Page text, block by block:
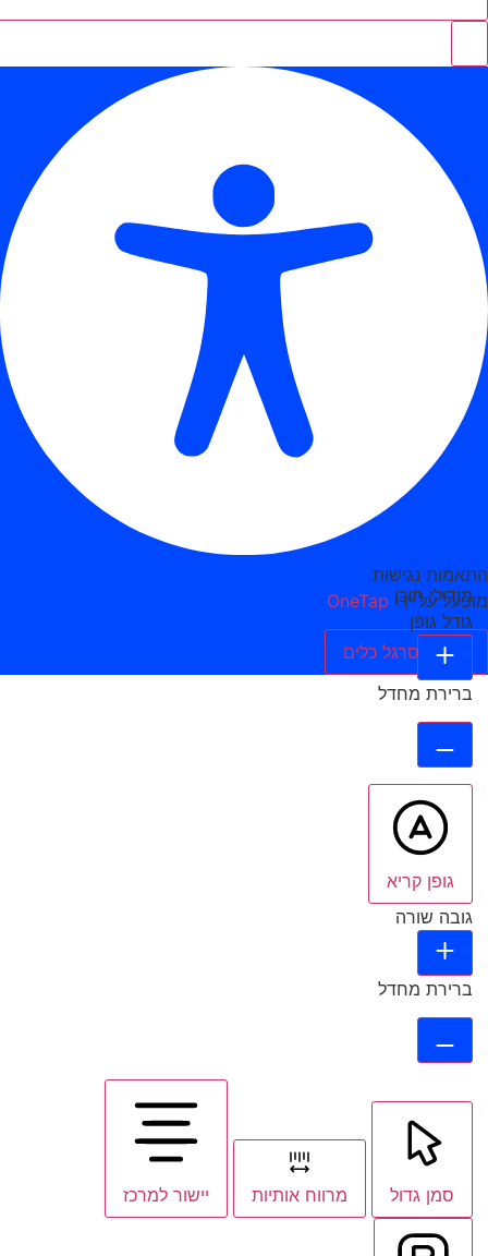
התאמות נגישות
מופעל על ידי OneTap
הסתר סרגל כלים
מודולי תוכן
גודל גופן
ברירת מחדל
גופן קריא
גובה שורה
ברירת מחדל
סמן גדול מרווח אותיות יישור למרכז